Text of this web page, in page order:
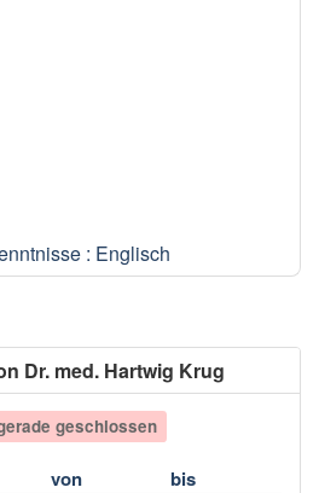
: Englisch
Dr. med. Hartwig Krug
geschlossen
von
bis